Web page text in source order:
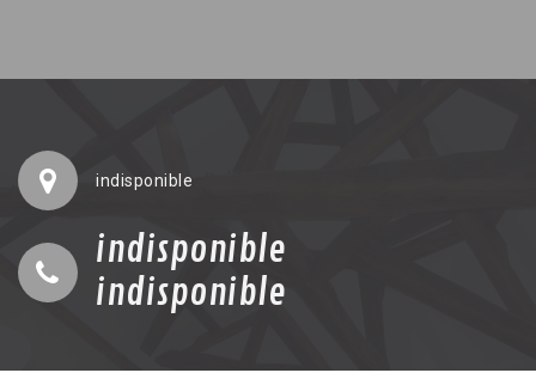
indisponible
indisponible
indisponible